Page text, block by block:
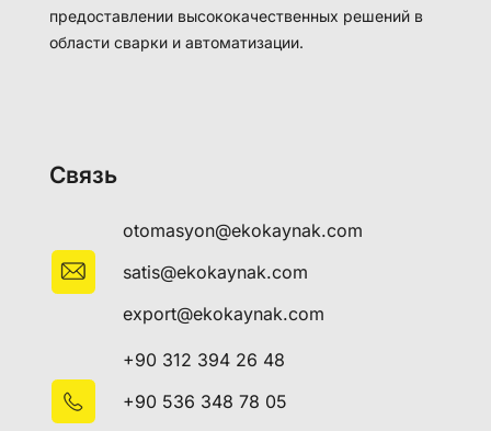
предоставлении высококачественных решений в
области сварки и автоматизации.
Связь
otomasyon@ekokaynak.com
satis@ekokaynak.com
export@ekokaynak.com
+90 312 394 26 48
+90 536 348 78 05